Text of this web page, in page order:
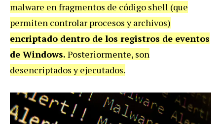
malware en fragmentos de código shell (que
permiten controlar procesos y archivos)
encriptado dentro de los registros de eventos
de Windows. Posteriormente, son
desencriptados y ejecutados.